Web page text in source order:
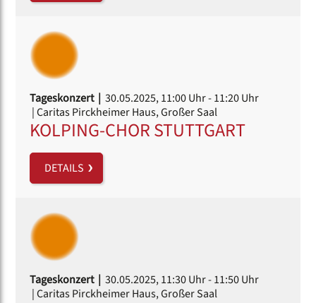
Tageskonzert | 30.05.2025, 11:00 Uhr- 11:20 Uhr
| Caritas Pirckheimer Haus, Großer Saal
KOLPING-CHOR STUTTGART
DETAILS
Tageskonzert | 30.05.2025, 11:30 Uhr- 11:50 Uhr
| Caritas Pirckheimer Haus, Großer Saal